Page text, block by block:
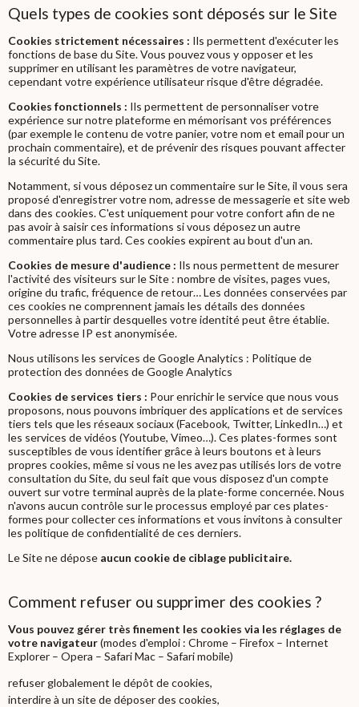
Quels types de cookies sont déposés sur le Site
Cookies strictement nécessaires : Ils permettent d'exécuter les
fonctions de base du Site. Vous pouvez vous y opposer et les
supprimer en utilisant les paramètres de votre navigateur,
cependant votre expérience utilisateur risque d'être dégradée.
Cookies fonctionnels : Ils permettent de personnaliser votre
expérience sur notre plateforme en mémorisant vos préférences
(par exemple le contenu de votre panier, votre nom et email pour un
prochain commentaire), et de prévenir des risques pouvant affecter
la sécurité du Site.
Notamment, si vous déposez un commentaire sur le Site, il vous sera
proposé d'enregistrer votre nom, adresse de messagerie et site web
dans des cookies. C'est uniquement pour votre confort afin de ne
pas avoir à saisir ces informations si vous déposez un autre
commentaire plus tard. Ces cookies expirent au bout d'un an.
Cookies de mesure d'audience : Ils nous permettent de mesurer
l'activité des visiteurs sur le Site : nombre de visites, pages vues,
origine du trafic, fréquence de retour… Les données conservées par
ces cookies ne comprennent jamais les détails des données
personnelles à partir desquelles votre identité peut être établie.
Votre adresse IP est anonymisée.
Nous utilisons les services de Google Analytics : Politique de
protection des données de Google Analytics
Cookies de services tiers : Pour enrichir le service que nous vous
proposons, nous pouvons imbriquer des applications et de services
tiers tels que les réseaux sociaux (Facebook, Twitter, LinkedIn…) et
les services de vidéos (Youtube, Vimeo…). Ces plates-formes sont
susceptibles de vous identifier grâce à leurs boutons et à leurs
propres cookies, même si vous ne les avez pas utilisés lors de votre
consultation du Site, du seul fait que vous disposez d'un compte
ouvert sur votre terminal auprès de la plate-forme concernée. Nous
n'avons aucun contrôle sur le processus employé par ces plates-
formes pour collecter ces informations et vous invitons à consulter
les politique de confidentialité de ces derniers.
Le Site ne dépose aucun cookie de ciblage publicitaire.
Comment refuser ou supprimer des cookies ?
Vous pouvez gérer très finement les cookies via les réglages de
votre navigateur(modes d'emploi : Chrome – Firefox – Internet
Explorer – Opera – Safari Mac – Safari mobile)
refuser globalement le dépôt de cookies,
interdire à un site de déposer des cookies,